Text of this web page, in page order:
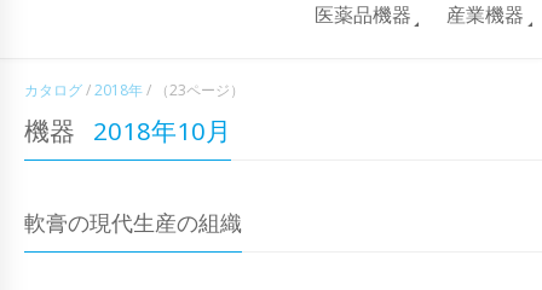
医薬品機器 産業機器
カタログ/2018年/ （23ページ）
機器 2018年10月
軟膏の現代生産の組織